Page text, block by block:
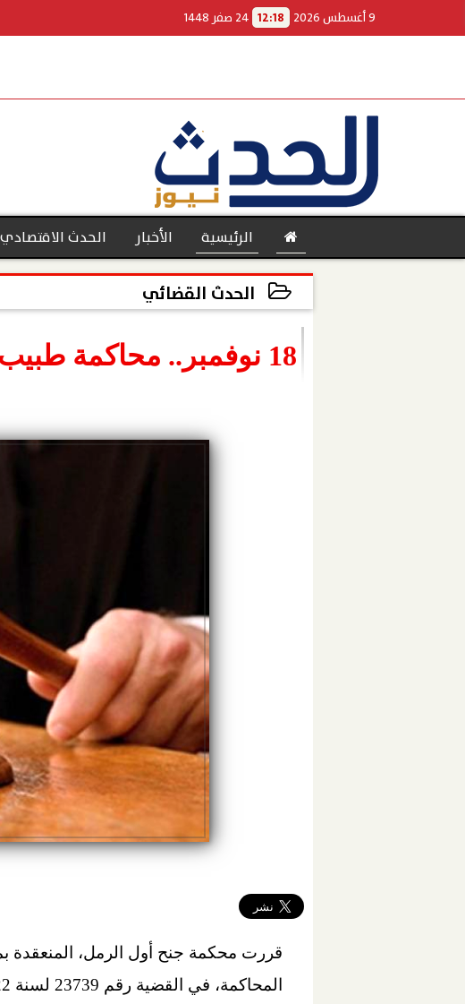
9 أغسطس 2026 12:18 24 صفر 1448
الرئيسية الأخبار الحدث الاقتصادي
الحدث القضائي
18 نوفمبر.. محاكمة طبيب في قضية الطفل أيوب بالإسكندرية
قررت محكمة جنح أول الرمل، المنعقدة